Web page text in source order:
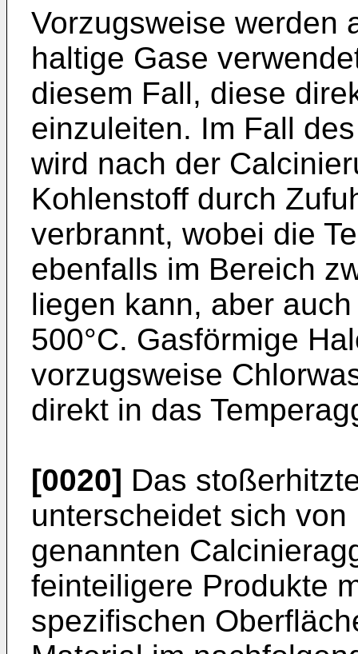
Vorzugsweise werden
haltige Gase
diesem Fall, diese
einzuleiten. Im Fall
wird nach der
Kohlenstoff durch
verbrannt, wobei die
ebenfalls im Bereich
liegen kann, aber
500°C. Gasförmige
vorzugsweise
direkt in das
[0020] Das
unterscheidet sich
genannten
feinteiligere Produkte
spezifischen